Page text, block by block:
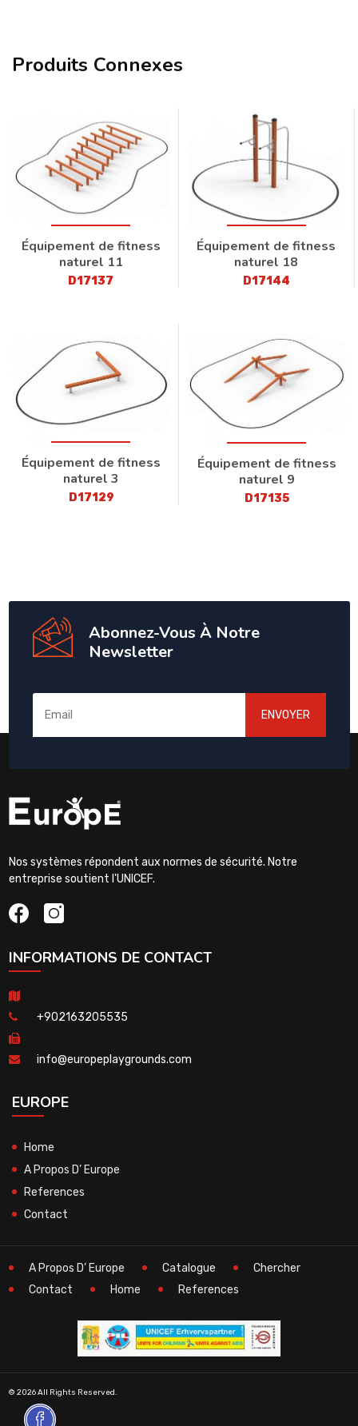
Produits Connexes
Équipement de fitness
naturel 11
D17137
Équipement de fitness
naturel 18
D17144
Équipement de fitness
naturel 3
D17129
Équipement de fitness
naturel 9
D17135
Abonnez-Vous À Notre
Newsletter
ENVOYER
Nos systèmes répondent aux normes de sécurité. Notre
entreprise soutient l'UNICEF.
INFORMATIONS DE CONTACT
+902163205535
info@europeplaygrounds.com
EUROPE
Home
A Propos D’ Europe
References
Contact
A Propos D’ Europe Catalogue
Chercher
Contact
Home References
© 2026 All Rights Reserved.